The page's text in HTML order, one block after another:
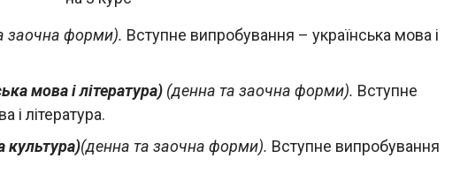
заочна форми). Вступне випробування – українська мова і
мова і література) (денна та заочна форми). Вступне
і література.
культура)(денна та заочна форми). Вступне випробування